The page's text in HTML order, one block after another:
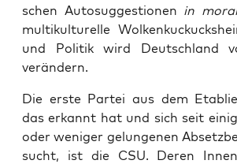
schen Auto­sug­ges­tio­nen in
mul­ti­kul­tu­rel­le
und Poli­tik wird Deutsch­land
verändern.
Die ers­te Par­tei aus dem
das erkannt hat und sich seit
oder weni­ger gelun­ge­nen
sucht, ist die CSU. Deren